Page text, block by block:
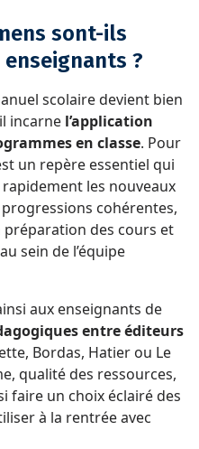
sont-ils
?
scolaire devient bien
incarne l’application
en classe. Pour
un repère essentiel qui
les nouveaux
cohérentes,
des cours et
sein de l’équipe
aux enseignants de
entre éditeurs
Bordas, Hatier ou Le
qualité des ressources,
faire un choix éclairé des
à la rentrée avec